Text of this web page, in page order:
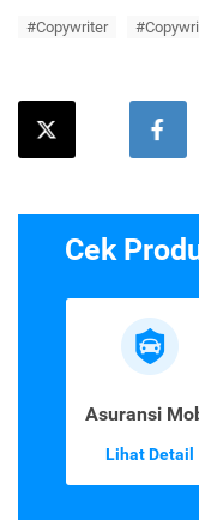
#Copywriter
Cek
Asuransi
Lihat Detail